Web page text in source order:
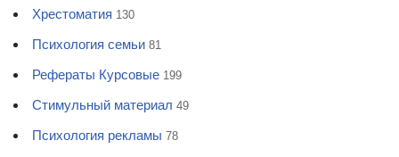
Хрестоматия 130
Психология семьи 81
Рефераты Курсовые 199
Стимульный материал 49
Психология рекламы 78